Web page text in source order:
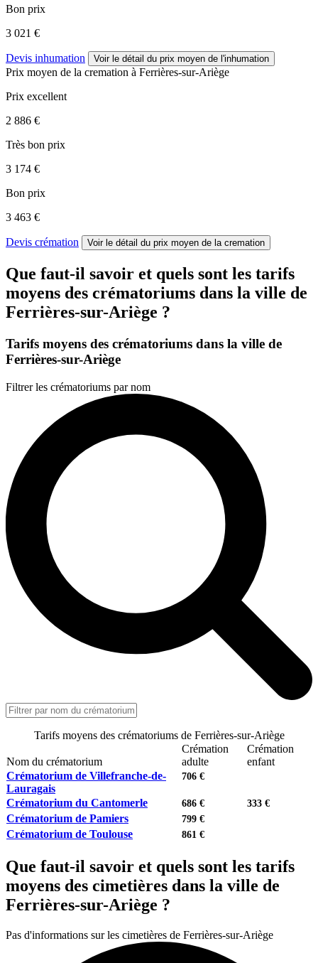
Bon prix
3 021 €
Devis inhumation Voir le détail du prix moyen de l'inhumation
Prix moyen de la cremation à Ferrières-sur-Ariège
Prix excellent
2 886 €
Très bon prix
3 174 €
Bon prix
3 463 €
Devis crémation Voir le détail du prix moyen de la cremation
Que faut-il savoir et quels sont les tarifs
moyens des crématoriums dans la ville de
Ferrières-sur-Ariège ?
Tarifs moyens des crématoriums dans la ville de
Ferrières-sur-Ariège
Filtrer les crématoriums par nom
Tarifs moyens des crématoriums de Ferrières-sur-Ariège
Nom du crématorium
Crémation
adulte
Crémation
enfant
Crématorium de Villefranche-de-
Lauragais
706 €
Crématorium du Cantomerle 686 € 333 €
Crématorium de Pamiers 799 €
Crématorium de Toulouse 861 €
Que faut-il savoir et quels sont les tarifs
moyens des cimetières dans la ville de
Ferrières-sur-Ariège ?
Pas d'informations sur les cimetières de Ferrières-sur-Ariège